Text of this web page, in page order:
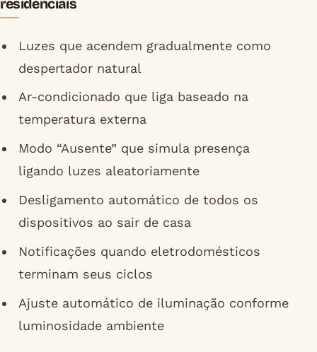
residenciais
Luzes que acendem gradualmente como
despertador natural
Ar-condicionado que liga baseado na
temperatura externa
Modo “Ausente” que simula presença
ligando luzes aleatoriamente
Desligamento automático de todos os
dispositivos ao sair de casa
Notificações quando eletrodomésticos
terminam seus ciclos
Ajuste automático de iluminação conforme
luminosidade ambiente